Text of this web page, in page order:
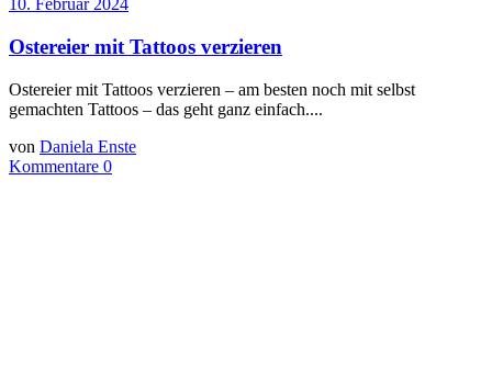
10. Februar 2024
Ostereier mit Tattoos verzieren
Ostereier mit Tattoos verzieren – am besten noch mit selbst
gemachten Tattoos – das geht ganz einfach....
von Daniela Enste
Kommentare 0